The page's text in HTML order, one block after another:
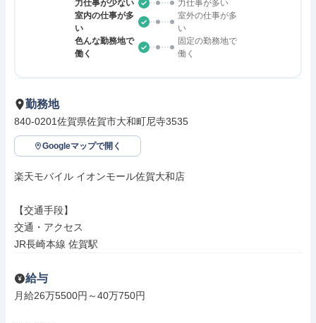
力仕事が少ない
力仕事が多い
室内の仕事が多
い
室外の仕事が多
い
色んな勤務地で
働く
固定の勤務地で
働く
勤務地
840-0201佐賀県佐賀市大和町尼寺3535
Googleマップで開く
楽天モバイル イオンモール佐賀大和店
【交通手段】
交通・アクセス
JR長崎本線 佐賀駅
給与
月給26万5500円～40万750円